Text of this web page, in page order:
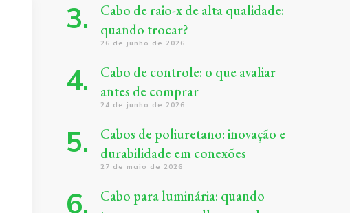
Cabo de raio-x de alta qualidade:
quando trocar?
26 de junho de 2026
Cabo de controle: o que avaliar
antes de comprar
24 de junho de 2026
Cabos de poliuretano: inovação e
durabilidade em conexões
27 de maio de 2026
Cabo para luminária: quando